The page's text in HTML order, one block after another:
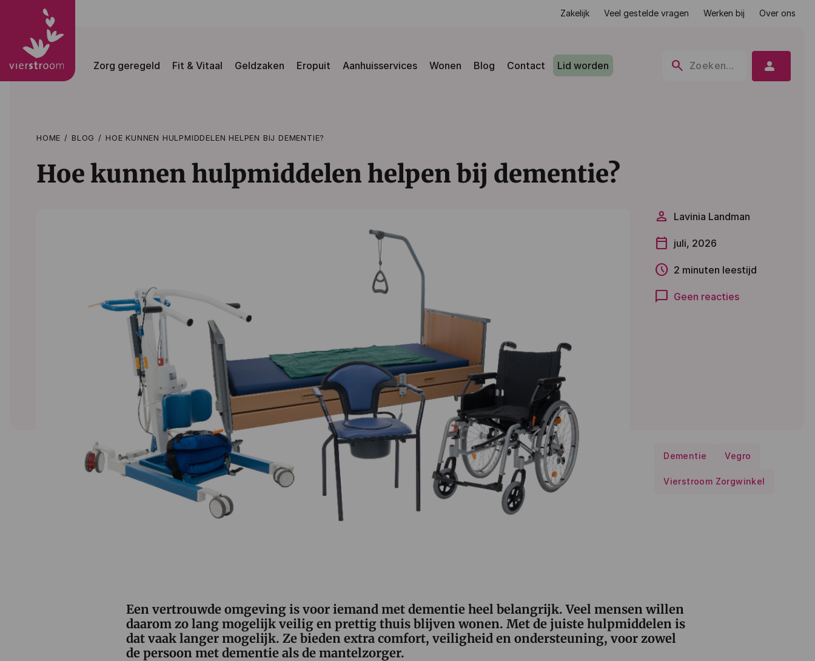
Zakelijk Veel gestelde vragen Werken bij Over ons
search Zoeken...
Zorg geregeld Fit & Vitaal Geldzaken Eropuit Aanhuisservices Wonen Blog Contact Lid worden person
HOME BLOG HOE KUNNEN HULPMIDDELEN HELPEN BIJ DEMENTIE?
Hoe kunnen hulpmiddelen helpen bij dementie?
person Lavinia Landman
calendar_today juli, 2026
schedule 2 minuten leestijd
chat_bubble Geen reacties
Dementie Vegro
Vierstroom Zorgwinkel
Een vertrouwde omgeving is voor iemand met dementie heel belangrijk. Veel mensen willen
daarom zo lang mogelijk veilig en prettig thuis blijven wonen. Met de juiste hulpmiddelen is
dat vaak langer mogelijk. Ze bieden extra comfort, veiligheid en ondersteuning, voor zowel
de persoon met dementie als de mantelzorger.